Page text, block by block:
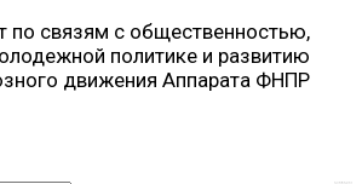
по связям с общественностью,
политике и развитию
движения Аппарата ФНПР